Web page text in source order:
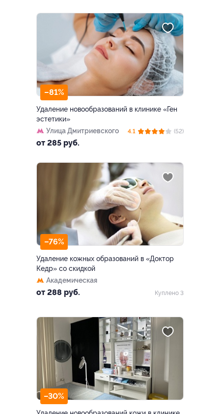
–81%
Удаление новообразований в клинике «Ген
эстетики»
Улица Дмитриевского
от 285 руб.
4.1 (52)
–76%
Удаление кожных образований в «Доктор
Кедр» со скидкой
Академическая
от 288 руб. Куплено 3
–30%